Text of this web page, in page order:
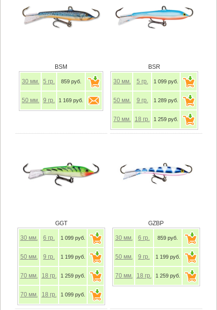
BSM
30 мм. 5 гр. 859 руб.
50 мм. 9 гр. 1 169 руб.
BSR
30 мм. 5 гр. 1 099 руб.
50 мм. 9 гр. 1 289 руб.
70 мм. 18 гр. 1 259 руб.
GGT
30 мм. 6 гр. 1 099 руб.
50 мм. 9 гр. 1 199 руб.
70 мм. 18 гр. 1 259 руб.
70 мм. 18 гр. 1 099 руб.
GZBP
30 мм. 6 гр. 859 руб.
50 мм. 9 гр. 1 199 руб.
70 мм. 18 гр. 1 259 руб.